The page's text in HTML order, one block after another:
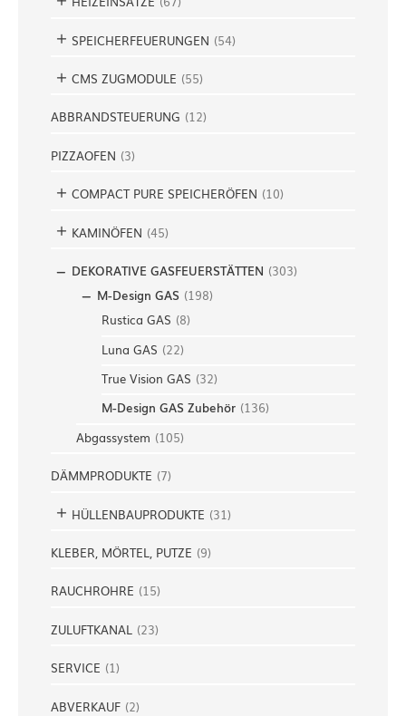
SPEICHERFEUERUNGEN (54)
CMS ZUGMODULE (55)
ABBRANDSTEUERUNG (12)
PIZZAOFEN (3)
COMPACT PURE SPEICHERÖFEN (10)
KAMINÖFEN (45)
DEKORATIVE GASFEUERSTÄTTEN (303)
M-Design GAS (198)
Rustica GAS (8)
Luna GAS (22)
True Vision GAS (32)
M-Design GAS Zubehör (136)
Abgassystem (105)
DÄMMPRODUKTE (7)
HÜLLENBAUPRODUKTE (31)
KLEBER, MÖRTEL, PUTZE (9)
RAUCHROHRE (15)
ZULUFTKANAL (23)
SERVICE (1)
ABVERKAUF (2)